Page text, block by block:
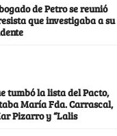
de Petro se reunió
que investigaba a su
tumbó la lista del Pacto,
María Fda. Carrascal,
Pizarro y “Lalis